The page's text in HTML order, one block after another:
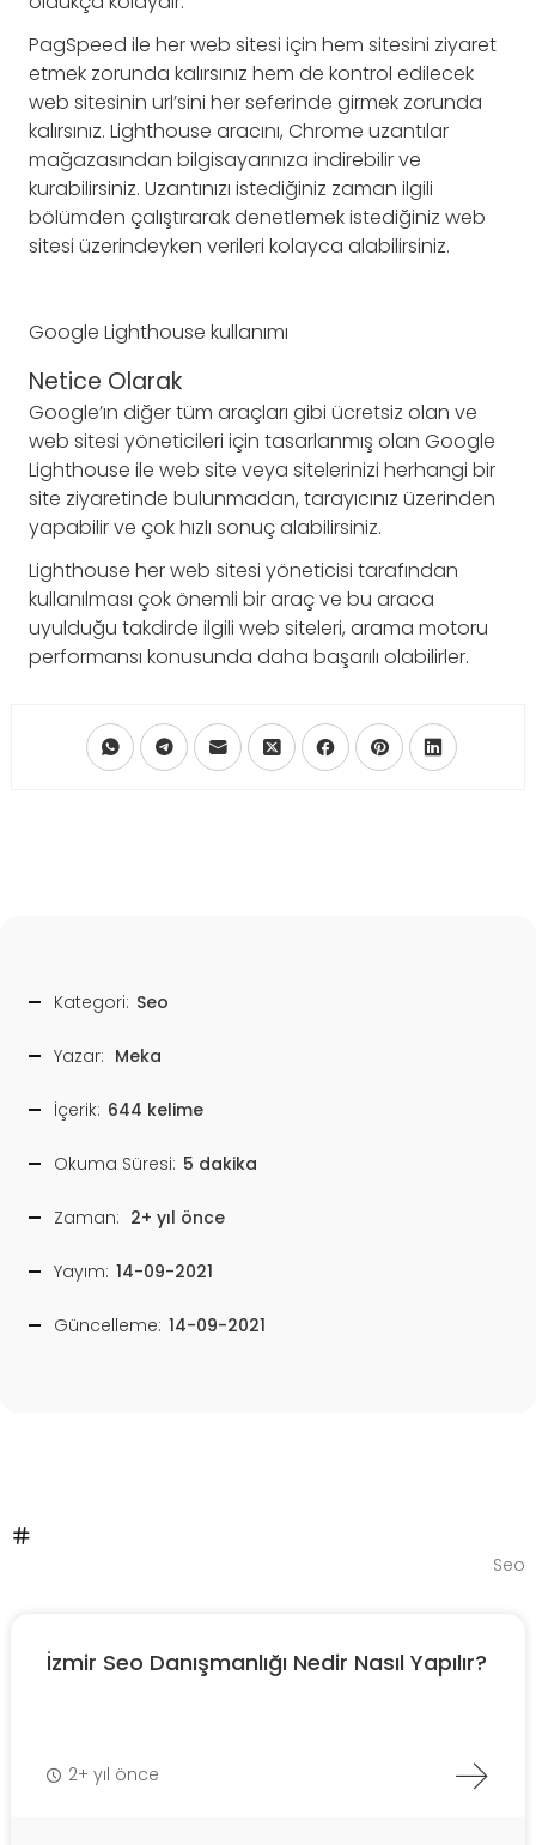
PagSpeed ile her web sitesi için hem sitesini ziyaret
etmek zorunda kalırsınız hem de kontrol edilecek
web sitesinin url’sini her seferinde girmek zorunda
kalırsınız. Lighthouse aracını, Chrome uzantılar
mağazasından bilgisayarınıza indirebilir ve
kurabilirsiniz. Uzantınızı istediğiniz zaman ilgili
bölümden çalıştırarak denetlemek istediğiniz web
sitesi üzerindeyken verileri kolayca alabilirsiniz.
Google Lighthouse kullanımı
Netice Olarak
Google’ın diğer tüm araçları gibi ücretsiz olan ve
web sitesi yöneticileri için tasarlanmış olan Google
Lighthouse ile web site veya sitelerinizi herhangi bir
site ziyaretinde bulunmadan, tarayıcınız üzerinden
yapabilir ve çok hızlı sonuç alabilirsiniz.
Lighthouse her web sitesi yöneticisi tarafından
kullanılması çok önemli bir araç ve bu araca
uyulduğu takdirde ilgili web siteleri, arama motoru
performansı konusunda daha başarılı olabilirler.
Kategori: Seo
Yazar: Meka
İçerik: 644 kelime
Okuma Süresi: 5 dakika
Zaman: 2+ yıl önce
Yayım: 14-09-2021
Güncelleme: 14-09-2021
Seo
İzmir Seo Danışmanlığı Nedir Nasıl Yapılır?
2+ yıl önce